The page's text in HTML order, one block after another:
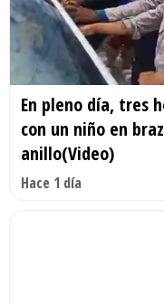
En pleno día, tres
con un niño en
anillo(Video)
Hace 1 día